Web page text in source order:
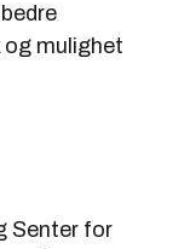
mulighet
Senter for